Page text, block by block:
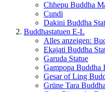
Chhepu Buddha
Cundi
Dakini Buddha
Buddhastatuen E-L
Alles anzeigen:
Ekajati Buddha
Garuda Statue
Gampopa Buddha
Gesar of Ling
Grüne Tara